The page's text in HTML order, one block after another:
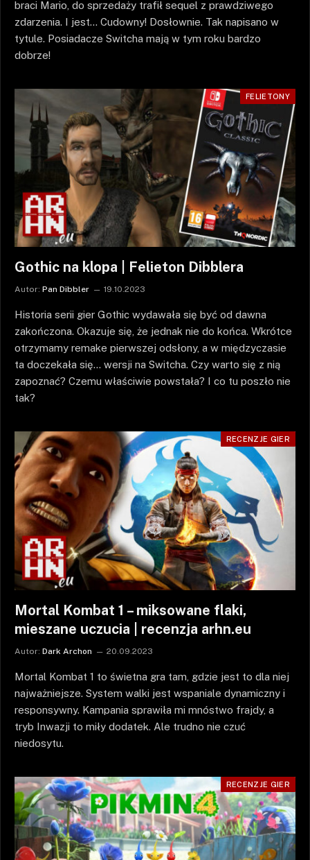
braci Mario, do sprzedaży trafił sequel z prawdziwego
zdarzenia. I jest… Cudowny! Dosłownie. Tak napisano w
tytule. Posiadacze Switcha mają w tym roku bardzo
dobrze!
FELIETONY
Gothic na klopa | Felieton Dibblera
Autor: Pan Dibbler 19.10.2023
Historia serii gier Gothic wydawała się być od dawna
zakończona. Okazuje się, że jednak nie do końca. Wkrótce
otrzymamy remake pierwszej odsłony, a w międzyczasie
ta doczekała się… wersji na Switcha. Czy warto się z nią
zapoznać? Czemu właściwie powstała? I co tu poszło nie
tak?
RECENZJE GIER
Mortal Kombat 1 – miksowane flaki,
mieszane uczucia | recenzja arhn.eu
Autor: Dark Archon 20.09.2023
Mortal Kombat 1 to świetna gra tam, gdzie jest to dla niej
najważniejsze. System walki jest wspaniale dynamiczny i
responsywny. Kampania sprawiła mi mnóstwo frajdy, a
tryb Inwazji to miły dodatek. Ale trudno nie czuć
niedosytu.
RECENZJE GIER